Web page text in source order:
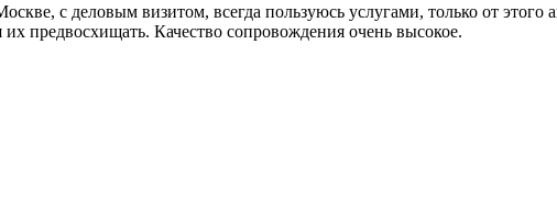
с деловым визитом, всегда пользуюсь услугами, только от
предвосхищать. Качество сопровождения очень высокое.